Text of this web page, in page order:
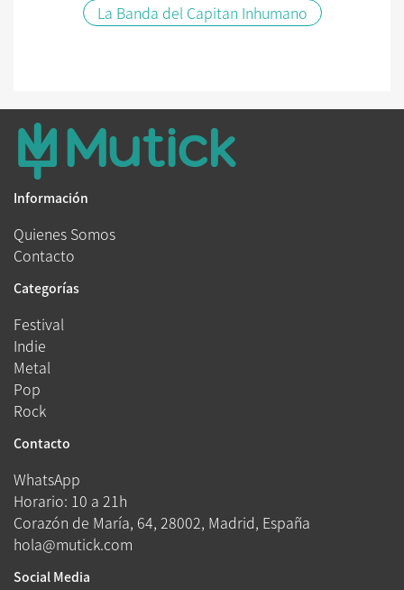
La Banda del Capitan Inhumano
Información
Quienes Somos
Contacto
Categorías
Festival
Indie
Metal
Pop
Rock
Contacto
WhatsApp
Horario: 10 a 21h
Corazón de María, 64, 28002, Madrid, España
hola@mutick.com
Social Media